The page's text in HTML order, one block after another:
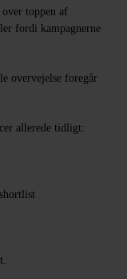
over toppen af
fordi kampagnerne
overvejelse foregår
allerede tidligt: